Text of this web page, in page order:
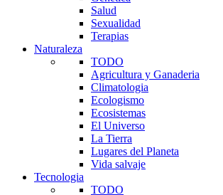
Salud
Sexualidad
Terapias
Naturaleza
TODO
Agricultura y Ganaderia
Climatologia
Ecologismo
Ecosistemas
El Universo
La Tierra
Lugares del Planeta
Vida salvaje
Tecnologia
TODO